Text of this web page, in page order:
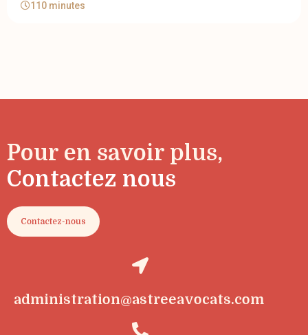
110 minutes
Pour en savoir plus,
Contactez nous
Contactez-nous
administration@astreeavocats.com